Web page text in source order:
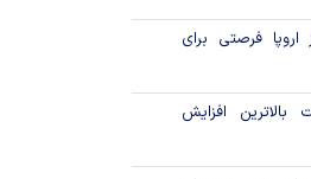
اروپا فرصتی برای
افزایش